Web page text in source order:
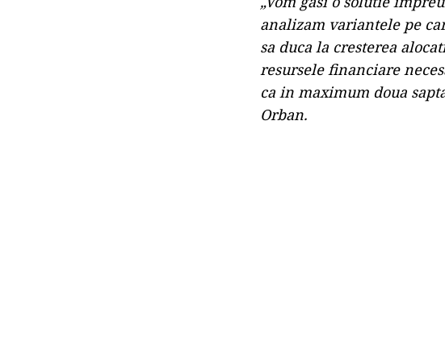
analizam variantele pe
sa duca la cresterea
resursele financiare
ca in maximum doua
Orban.